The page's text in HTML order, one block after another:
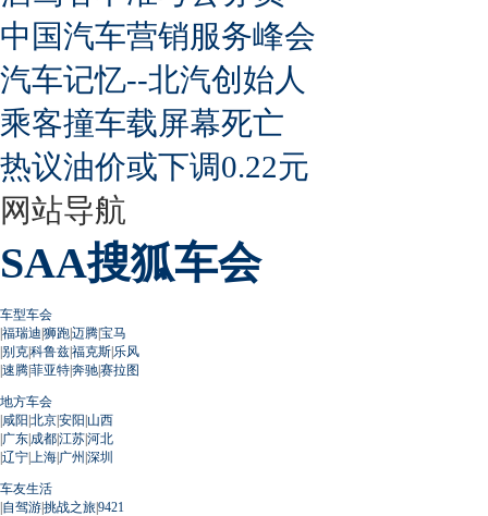
中国汽车营销服务峰会
汽车记忆--北汽创始人
乘客撞车载屏幕死亡
热议油价或下调0.22元
网站导航
SAA搜狐车会
车型车会
|福瑞迪|狮跑|迈腾|宝马
|别克|科鲁兹|福克斯|乐风
|速腾|菲亚特|奔驰|赛拉图
地方车会
|咸阳|北京|安阳|山西
|广东|成都|江苏|河北
|辽宁| 上海|广州 |深圳
车友生活
|自驾游|挑战之旅|9421